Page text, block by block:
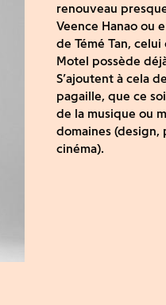
renouveau
Veence Hanao ou
de Témé Tan,
Motel possède
S’ajoutent à cela
pagaille, que ce
de la musique ou
domaines (design,
cinéma).